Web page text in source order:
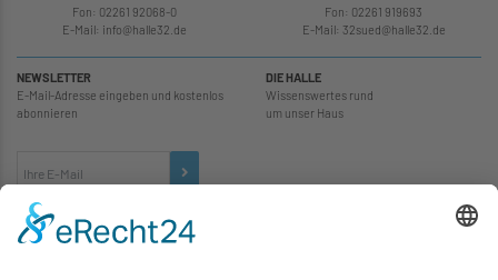
Fon: 02261 92068-0
E-Mail: info@halle32.de
Fon: 02261 919693
E-Mail: 32sued@halle32.de
NEWSLETTER
E-Mail-Adresse eingeben und kostenlos
abonnieren
DIE HALLE
Wissenswertes rund
um unser Haus